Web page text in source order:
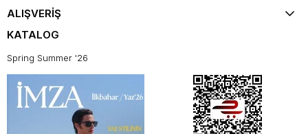
ALIŞVERİŞ
KATALOG
Spring Summer '26